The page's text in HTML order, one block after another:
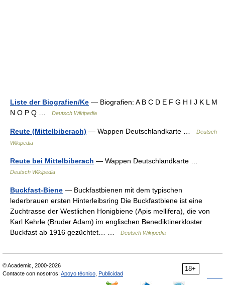
Liste der Biografien/Ke — Biografien: A B C D E F G H I J K L M
N O P Q …
Deutsch Wikipedia
Reute (Mittelbiberach) — Wappen Deutschlandkarte …
Deutsch
Wikipedia
Reute bei Mittelbiberach — Wappen Deutschlandkarte …
Deutsch Wikipedia
Buckfast-Biene — Buckfastbienen mit dem typischen
lederbrauen ersten Hinterleibsring Die Buckfastbiene ist eine
Zuchtrasse der Westlichen Honigbiene (Apis mellifera), die von
Karl Kehrle (Bruder Adam) im englischen Benediktinerkloster
Buckfast ab 1916 gezüchtet… …
Deutsch Wikipedia
18+
© Academic, 2000-2026
Contacte con nosotros: Apoyo técnico Publicidad